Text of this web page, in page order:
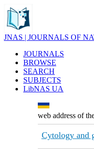
JNAS | JOURNALS OF
JOURNALS
BROWSE
SEARCH
SUBJECTS
LibNAS UA
web address of
Cytology and